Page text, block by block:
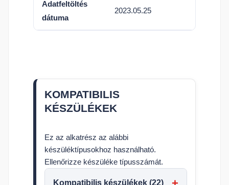
Adatfeltöltés
dátuma
2023.05.25
KOMPATIBILIS
KÉSZÜLÉKEK
Ez az alkatrész az alábbi
készüléktípusokhoz használható.
Ellenőrizze készüléke típusszámát.
Kompatibilis készülékek (22)